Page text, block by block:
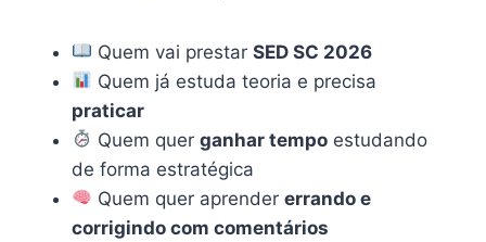
Quem vai prestarSED SC 2026
Quem já estuda teoria e precisa
praticar
Quem querganhar tempo estudando
de forma estratégica
Quem quer aprendererrando e
corrigindo com comentários